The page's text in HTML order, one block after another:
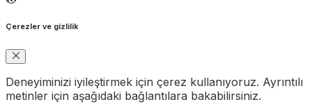
Çerezler ve gizlilik
Deneyiminizi iyileştirmek için çerez kullanıyoruz. Ayrıntılı
metinler için aşağıdaki bağlantılara bakabilirsiniz.